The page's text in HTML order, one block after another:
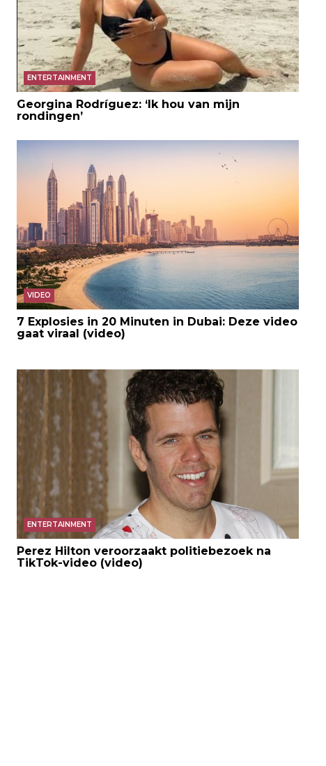
ENTERTAINMENT
Georgina Rodríguez: ‘Ik hou van mijn
rondingen’
VIDEO
7 Explosies in 20 Minuten in Dubai: Deze video
gaat viraal (video)
ENTERTAINMENT
Perez Hilton veroorzaakt politiebezoek na
TikTok-video (video)